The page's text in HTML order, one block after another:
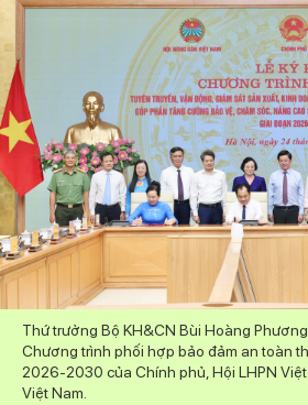
Thứ trưởng Bộ KH&CN Bùi Hoàng
Chương trình phối hợp bảo đảm an toàn
2026-2030 của Chính phủ, Hội LHPN
Việt Nam.